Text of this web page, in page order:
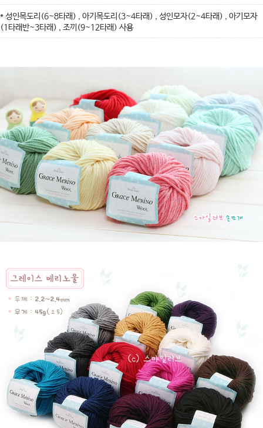
* 성인목도리(6~8타래) , 아기목도리(3~4타래) , 성인모자(2~4타래) , 아기모자
(1타래반~3타래) , 조끼(9~12타래) 사용